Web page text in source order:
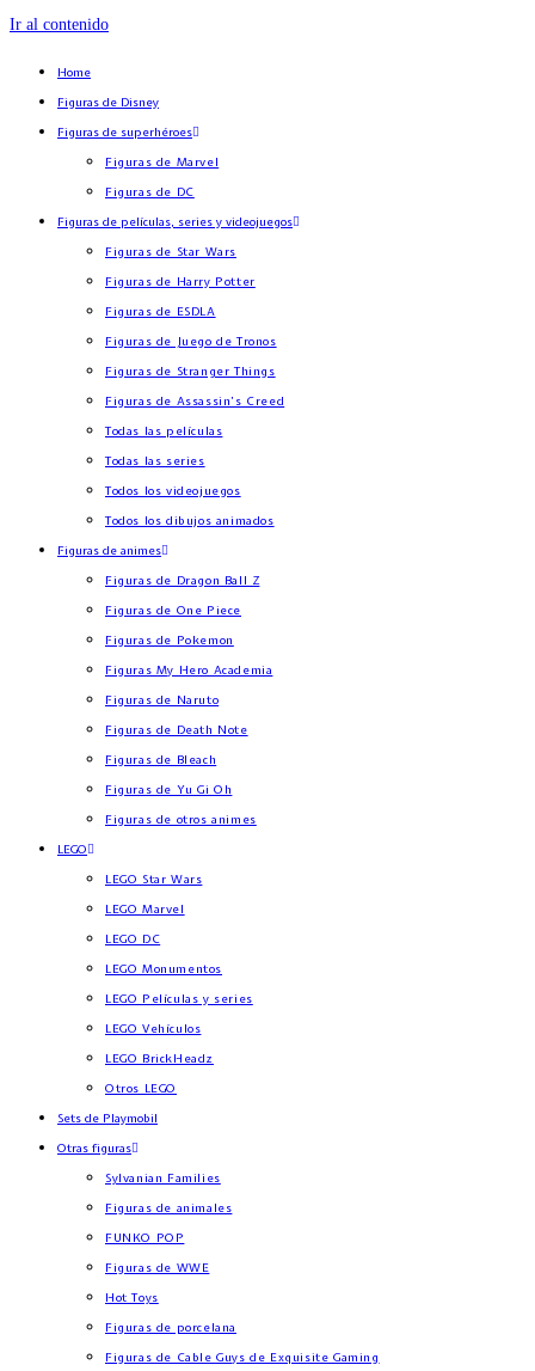
Ir al contenido
Home
Figuras de Disney
Figuras de superhéroes
Figuras de Marvel
Figuras de DC
Figuras de películas, series y videojuegos
Figuras de Star Wars
Figuras de Harry Potter
Figuras de ESDLA
Figuras de Juego de Tronos
Figuras de Stranger Things
Figuras de Assassin’s Creed
Todas las películas
Todas las series
Todos los videojuegos
Todos los dibujos animados
Figuras de animes
Figuras de Dragon Ball Z
Figuras de One Piece
Figuras de Pokemon
Figuras My Hero Academia
Figuras de Naruto
Figuras de Death Note
Figuras de Bleach
Figuras de Yu Gi Oh
Figuras de otros animes
LEGO
LEGO Star Wars
LEGO Marvel
LEGO DC
LEGO Monumentos
LEGO Películas y series
LEGO Vehículos
LEGO BrickHeadz
Otros LEGO
Sets de Playmobil
Otras figuras
Sylvanian Families
Figuras de animales
FUNKO POP
Figuras de WWE
Hot Toys
Figuras de porcelana
Figuras de Cable Guys de Exquisite Gaming